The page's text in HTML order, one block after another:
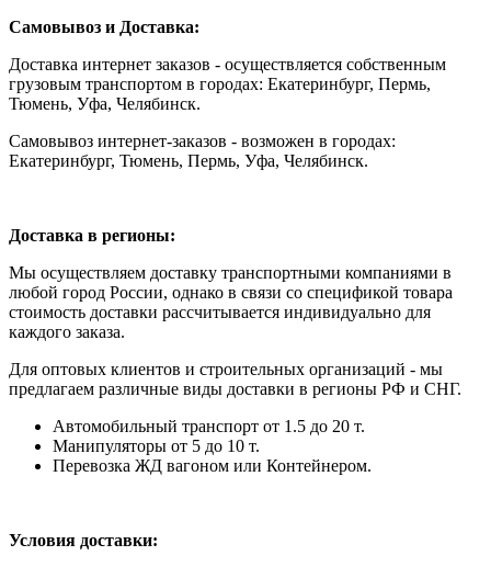
Самовывоз и Доставка:
Доставка интернет заказов - осуществляется собственным
грузовым транспортом в городах: Екатеринбург, Пермь,
Тюмень, Уфа, Челябинск.
Самовывоз интернет-заказов - возможен в городах:
Екатеринбург, Тюмень, Пермь, Уфа, Челябинск.
Доставка в регионы:
Мы осуществляем доставку транспортными компаниями в
любой город России, однако в связи со спецификой товара
стоимость доставки рассчитывается индивидуально для
каждого заказа.
Для оптовых клиентов и строительных организаций - мы
предлагаем различные виды доставки в регионы РФ и СНГ.
Автомобильный транспорт от 1.5 до 20 т.
Манипуляторы от 5 до 10 т.
Перевозка ЖД вагоном или Контейнером.
Условия доставки: